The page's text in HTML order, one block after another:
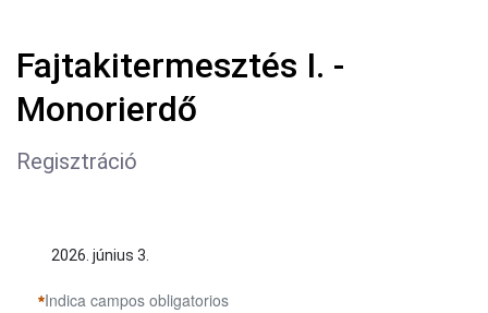
Fajtakitermesztés I. -
Monorierdő
Regisztráció
2026. június 3.
Indica campos obligatorios